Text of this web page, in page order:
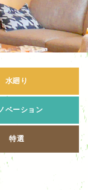
水廻り
ベーション
特選